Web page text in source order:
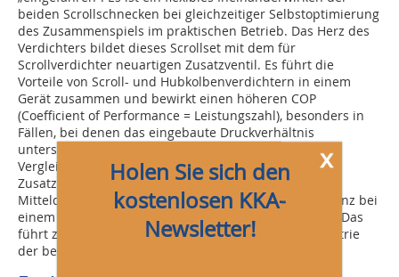
beiden Scrollschnecken bei gleichzeitiger Selbstoptimierung
des Zusammenspiels im praktischen Betrieb. Das Herz des
Verdichters bildet dieses Scrollset mit dem für
Scrollverdichter neuartigen Zusatzventil. Es führt die
Vorteile von Scroll- und Hubkolbenverdichtern in einem
Gerät zusammen und bewirkt einen höheren COP
(Coefficient of Performance = Leistungszahl), besonders in
Fällen, bei denen das eingebaute Druckverhältnis
unterschritten wird. So ist oberhalb des Scrollsets im
Vergleich zu ventillosen Standardscrollverdichtern ein
Zusatzventil montiert. Dieses Zusatzventil im
Mitteldruckbereich bewirkt eine Steigerung der Effizienz bei
einem vom Optimum abweichenden Druckverhältnis. Das
führt zusammen mit der speziell angepassten Geometrie
der beiden Scrollspiralen zu einem besseren COP.
x
Holen Sie sich den
kostenlosen KKA-
Newsletter!